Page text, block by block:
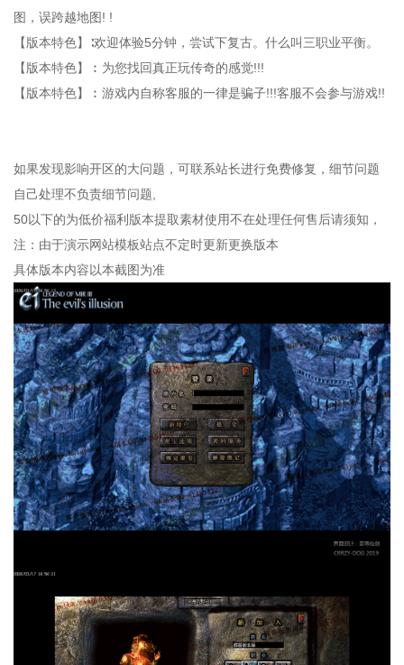
图，误跨越地图! !
【版本特色】∶欢迎体验5分钟，尝试下复古。什么叫三职业平衡。
【版本特色】︰为您找回真正玩传奇的感觉!!!
【版本特色】︰游戏内自称客服的一律是骗子!!!客服不会参与游戏!!
如果发现影响开区的大问题，可联系站长进行免费修复，细节问题
自己处理不负责细节问题,
50以下的为低价福利版本提取素材使用不在处理任何售后请须知，
注：由于演示网站模板站点不定时更新更换版本
具体版本内容以本截图为准